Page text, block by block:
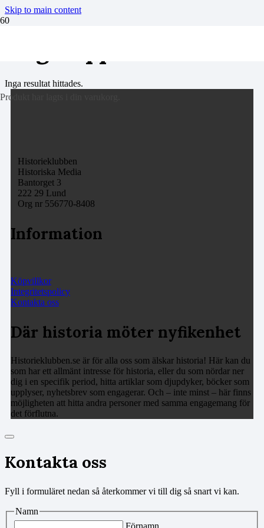
Skip to main content
Produkt
Inga resultat hittades.
Historieklubben
Historiska Media
Bantorget 3
222 29 Lund
Org nr 556770-8408
Information
Köpvillkor
Integritetspolicy
Kontakta oss
Där historia möter nyfikenhet
Historieklubben.se är för alla oss som älskar historia! Här kan du
som har ett allmänt intresse för historia, eller du som nördar ner
dig i en specifik period, hitta artiklar som djupdyker, böcker som
upplyser, nyhetsbrev som engagerar. Och – inte minst – här finns
möjligheten att hitta andra personer med samma engagemang för
det förflutna.
Kontakta oss
Fyll i formuläret nedan så återkommer vi till dig så snart vi kan.
Namn
Förnamn